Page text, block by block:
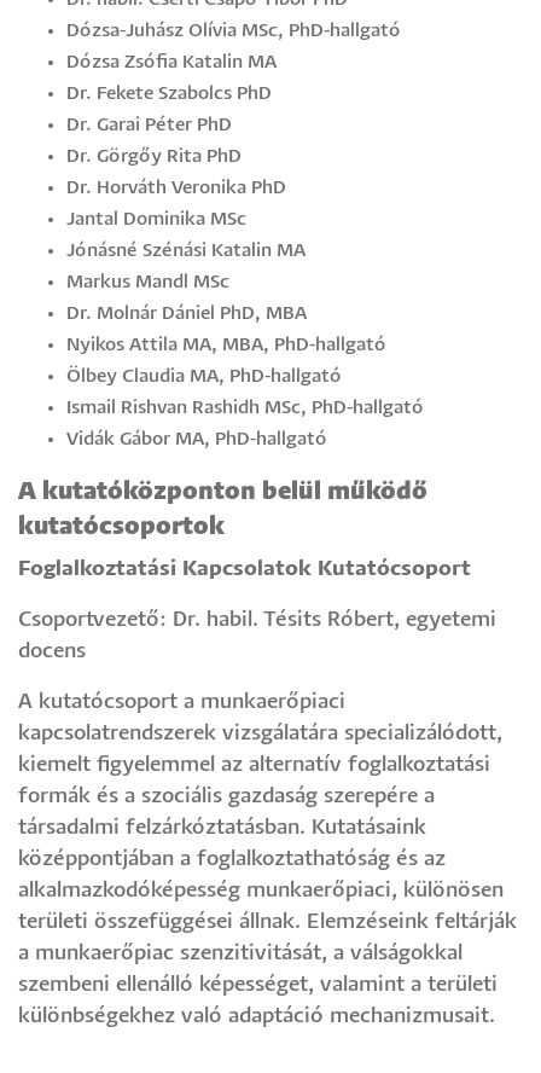
Dózsa-Juhász Olívia MSc, PhD-hallgató
Dózsa Zsófia Katalin MA
Dr. Fekete Szabolcs PhD
Dr. Garai Péter PhD
Dr. Görgőy Rita PhD
Dr. Horváth Veronika PhD
Jantal Dominika MSc
Jónásné Szénási Katalin MA
Markus Mandl MSc
Dr. Molnár Dániel PhD, MBA
Nyikos Attila MA, MBA, PhD-hallgató
Ölbey Claudia MA, PhD-hallgató
Ismail Rishvan Rashidh MSc, PhD-hallgató
Vidák Gábor MA, PhD-hallgató
A kutatóközponton belül működő
kutatócsoportok
Foglalkoztatási Kapcsolatok Kutatócsoport
Csoportvezető: Dr. habil. Tésits Róbert, egyetemi
docens
A kutatócsoport a munkaerőpiaci
kapcsolatrendszerek vizsgálatára specializálódott,
kiemelt figyelemmel az alternatív foglalkoztatási
formák és a szociális gazdaság szerepére a
társadalmi felzárkóztatásban. Kutatásaink
középpontjában a foglalkoztathatóság és az
alkalmazkodóképesség munkaerőpiaci, különösen
területi összefüggései állnak. Elemzéseink feltárják
a munkaerőpiac szenzitivitását, a válságokkal
szembeni ellenálló képességet, valamint a területi
különbségekhez való adaptáció mechanizmusait.